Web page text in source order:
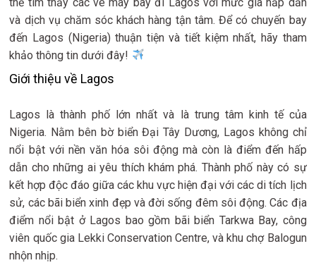
và dịch vụ chăm sóc khách hàng tận tâm. Để có chuyến bay
đến Lagos (Nigeria) thuận tiện và tiết kiệm nhất, hãy tham
khảo thông tin dưới đây!
Giới thiệu về Lagos
Lagos là thành phố lớn nhất và là trung tâm kinh tế của
Nigeria. Nằm bên bờ biển Đại Tây Dương, Lagos không chỉ
nổi bật với nền văn hóa sôi động mà còn là điểm đến hấp
dẫn cho những ai yêu thích khám phá. Thành phố này có sự
kết hợp độc đáo giữa các khu vực hiện đại với các di tích lịch
sử, các bãi biển xinh đẹp và đời sống đêm sôi động. Các địa
điểm nổi bật ở Lagos bao gồm bãi biển Tarkwa Bay, công
viên quốc gia Lekki Conservation Centre, và khu chợ Balogun
nhộn nhịp.